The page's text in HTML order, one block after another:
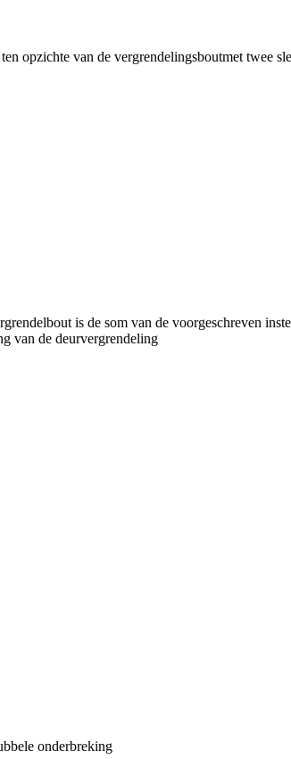
opzichte van de vergrendelingsboutmet twee
is de som van de voorgeschreven
van de deurvergrendeling
onderbreking